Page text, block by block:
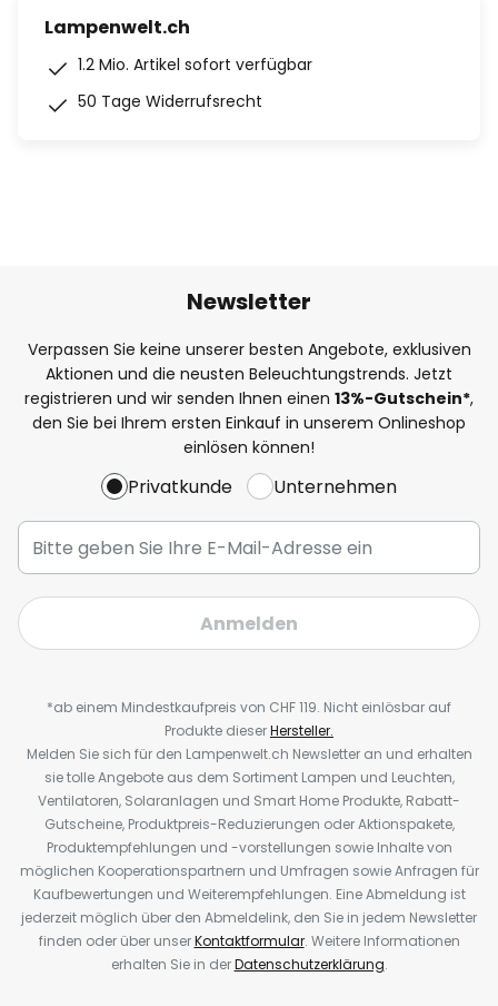
Lampenwelt.ch
1.2 Mio. Artikel sofort verfügbar
50 Tage Widerrufsrecht
Newsletter
Verpassen Sie keine unserer besten Angebote, exklusiven
Aktionen und die neusten Beleuchtungstrends. Jetzt
registrieren und wir senden Ihnen einen 13%-Gutschein*,
den Sie bei Ihrem ersten Einkauf in unserem Onlineshop
einlösen können!
Privatkunde Unternehmen
Anmelden
*ab einem Mindestkaufpreis von CHF 119. Nicht einlösbar auf
Produkte dieserHersteller.
Melden Sie sich für den Lampenwelt.ch Newsletter an und erhalten
sie tolle Angebote aus dem Sortiment Lampen und Leuchten,
Ventilatoren, Solaranlagen und Smart Home Produkte, Rabatt-
Gutscheine, Produktpreis-Reduzierungen oder Aktionspakete,
Produktempfehlungen und -vorstellungen sowie Inhalte von
möglichen Kooperationspartnern und Umfragen sowie Anfragen für
Kaufbewertungen und Weiterempfehlungen. Eine Abmeldung ist
jederzeit möglich über den Abmeldelink, den Sie in jedem Newsletter
finden oder über unserKontaktformular. Weitere Informationen
erhalten Sie in derDatenschutzerklärung.